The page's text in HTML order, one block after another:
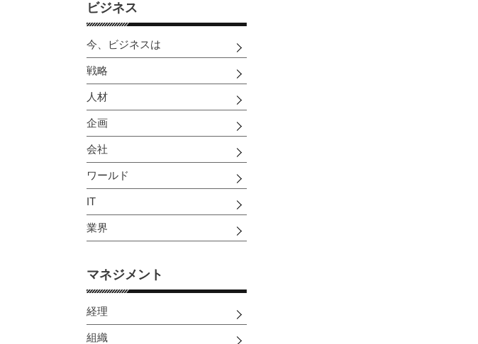
ビジネス
今、ビジネスは
戦略
人材
企画
会社
ワールド
IT
業界
マネジメント
経理
組織